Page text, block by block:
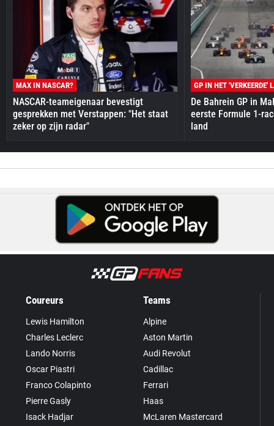
MAX IN NASCAR?
NASCAR-teameigenaar bevestigt
gesprekken met Verstappen: "Het staat
zeker op zijn radar"
GP IN HET 'VERKEERDE'
De Bahrein GP in
eerste Formule 1-
land
Coureurs
Lewis Hamilton
Charles Leclerc
Lando Norris
Oscar Piastri
Franco Colapinto
Pierre Gasly
Isack Hadjar
Teams
Alpine
Aston Martin
Audi Revolut
Cadillac
Ferrari
Haas
McLaren Mastercard